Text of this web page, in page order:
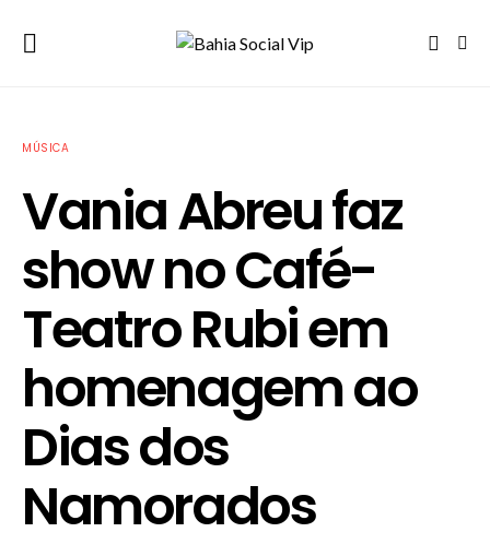
MÚSICA
Vania Abreu faz
show no Café-
Teatro Rubi em
homenagem ao
Dias dos
Namorados